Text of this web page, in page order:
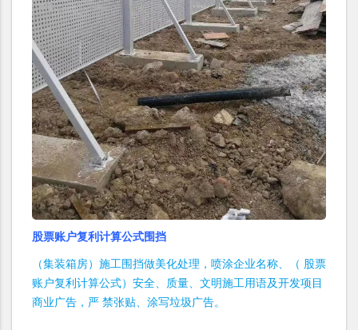
股票账户复利计算公式围挡
（集装箱房）施工围挡做美化处理，喷涂企业名称、（ 股票
账户复利计算公式）安全、质量、文明施工用语及开发项目
商业广告，严 禁张贴、涂写垃圾广告。